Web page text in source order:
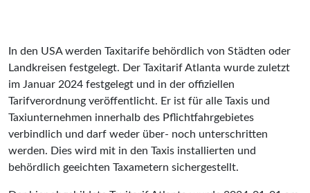
In den USA werden Taxitarife behördlich von Städten oder
Landkreisen festgelegt. Der Taxitarif Atlanta wurde zuletzt
im Januar 2024 festgelegt und in der offiziellen
Tarifverordnung veröffentlicht. Er ist für alle Taxis und
Taxiunternehmen innerhalb des Pflichtfahrgebietes
verbindlich und darf weder über- noch unterschritten
werden. Dies wird mit in den Taxis installierten und
behördlich geeichten Taxametern sichergestellt.